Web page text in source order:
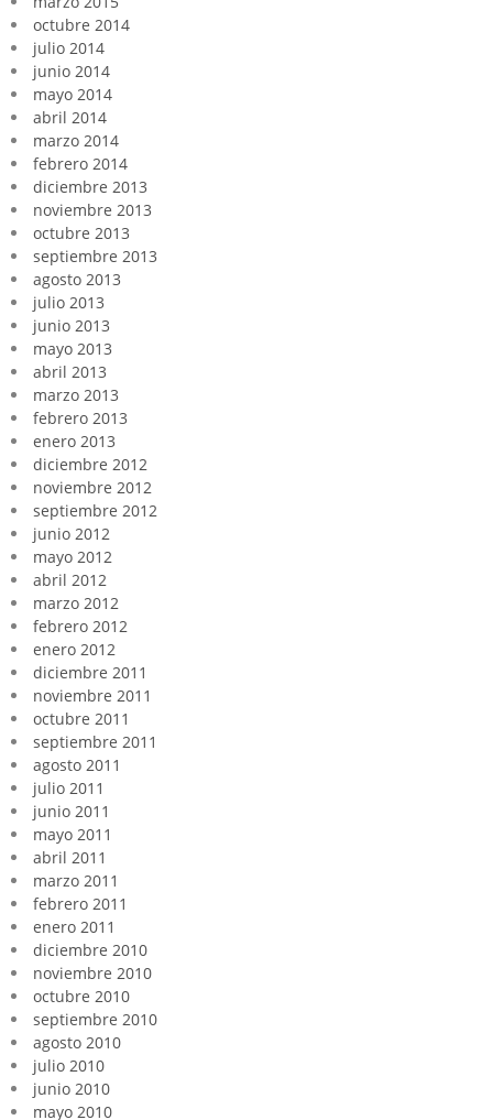
octubre 2014
julio 2014
junio 2014
mayo 2014
abril 2014
marzo 2014
febrero 2014
diciembre 2013
noviembre 2013
octubre 2013
septiembre 2013
agosto 2013
julio 2013
junio 2013
mayo 2013
abril 2013
marzo 2013
febrero 2013
enero 2013
diciembre 2012
noviembre 2012
septiembre 2012
junio 2012
mayo 2012
abril 2012
marzo 2012
febrero 2012
enero 2012
diciembre 2011
noviembre 2011
octubre 2011
septiembre 2011
agosto 2011
julio 2011
junio 2011
mayo 2011
abril 2011
marzo 2011
febrero 2011
enero 2011
diciembre 2010
noviembre 2010
octubre 2010
septiembre 2010
agosto 2010
julio 2010
junio 2010
mayo 2010